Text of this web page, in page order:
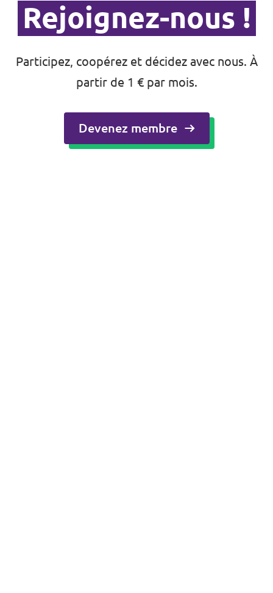
Rejoignez-nous !
Participez, coopérez et décidez avec nous. À
partir de 1 € par mois.
Devenez membre